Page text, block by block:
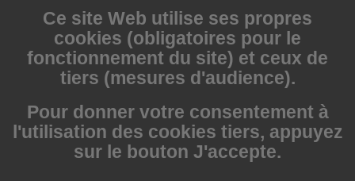
Ce site Web utilise ses propres
cookies (obligatoires pour le
fonctionnement du site) et ceux de
tiers (mesures d'audience).
Pour donner votre consentement à
l'utilisation des cookies tiers, appuyez
sur le bouton J'accepte.